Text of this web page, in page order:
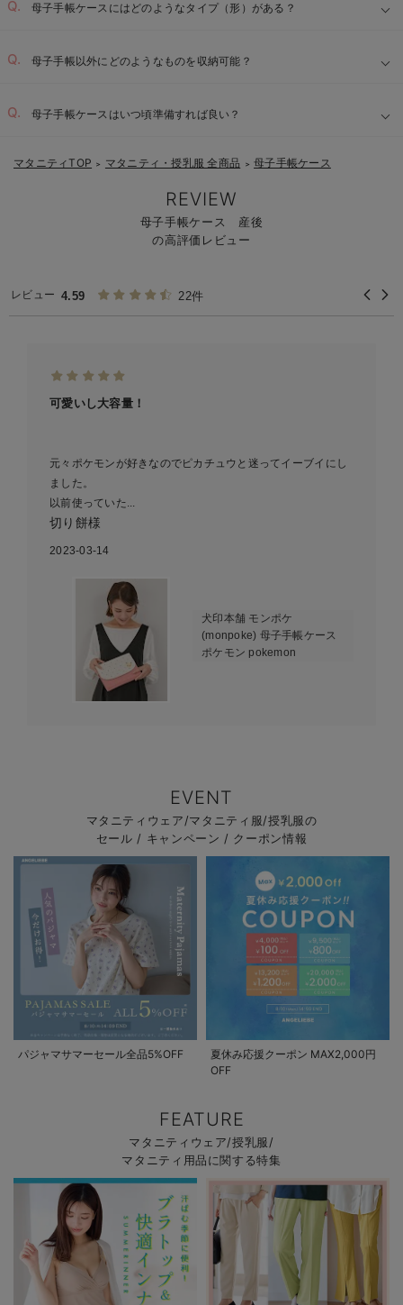
母子手帳ケースにはどのようなタイプ（形）がある？
母子手帳以外にどのようなものを収納可能？
母子手帳ケースはいつ頃準備すれば良い？
マタニティTOP ＞ マタニティ・授乳服 全商品 ＞ 母子手帳ケース
REVIEW
母子手帳ケース 産後
の高評価レビュー
レビュー 4.59 22件
可愛いし大容量！
元々ポケモンが好きなのでピカチュウと迷ってイーブイにし
ました。
以前使っていた...
切り餅様
2023-03-14
犬印本舗 モンポケ
(monpoke) 母子手帳ケース
ポケモン pokemon
EVENT
マタニティウェア/マタニティ服/授乳服の
セール / キャンペーン / クーポン情報
パジャマサマーセール全品5%OFF
夏休み応援クーポン MAX2,000円
OFF
FEATURE
マタニティウェア/授乳服/
マタニティ用品に関する特集